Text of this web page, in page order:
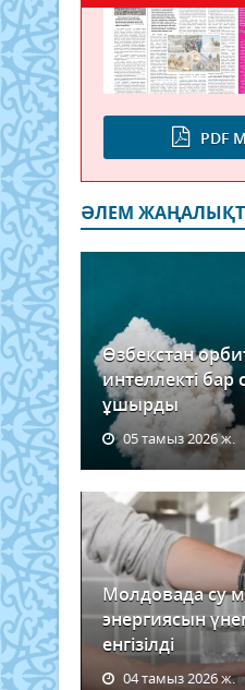
PDF
ӘЛЕМ
Өзбекстан
интеллекті бар
ұшырды
05 тамыз 2026 ж.
Молдовада су
энергиясын
енгізілді
04 тамыз 2026 ж.